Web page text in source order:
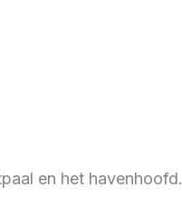
en het havenhoofd.